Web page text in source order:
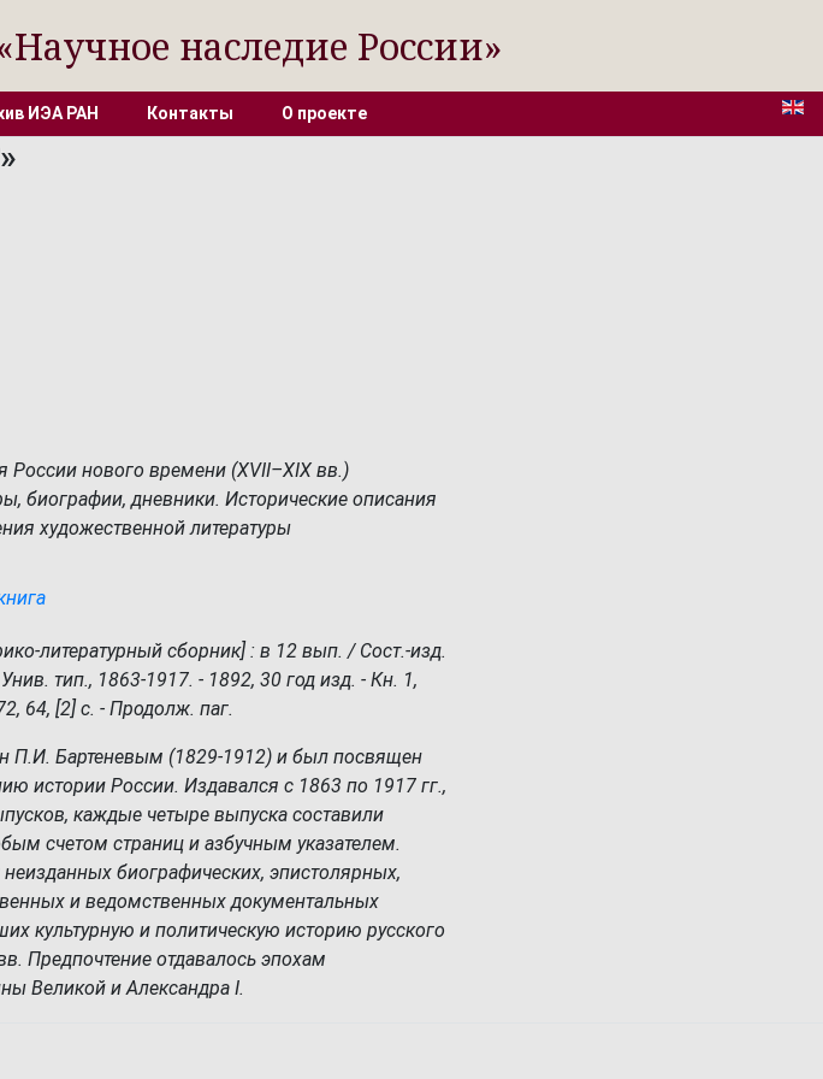
наследие России»
ИЭА РАН Контакты О проекте
»
России нового времени (XVII–XIX вв.)
биографии, дневники. Исторические описания
художественной литературы
литературный сборник] : в 12 вып. / Сост.-изд.
тип., 1863-1917. - 1892, 30 год изд. - Кн. 1,
64, [2] с. - Продолж. паг.
П.И. Бартеневым (1829-1912) и был посвящен
истории России. Издавался с 1863 по 1917 гг.,
каждые четыре выпуска составили
счетом страниц и азбучным указателем.
биографических, эпистолярных,
и ведомственных документальных
культурную и политическую историю русского
Предпочтение отдавалось эпохам
Великой и Александра I.